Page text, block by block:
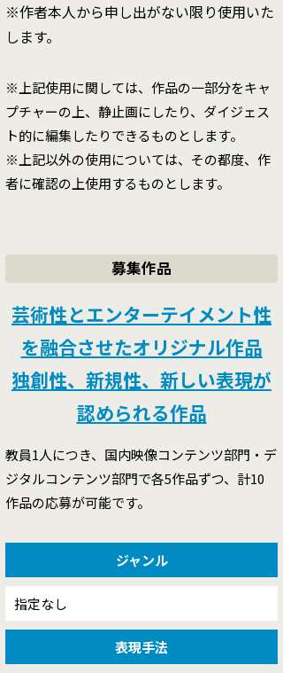
※作者本人から申し出がない限り使用いた
します。
※上記使用に関しては、作品の一部分をキャ
プチャーの上、静止画にしたり、ダイジェス
ト的に編集したりできるものとします。
※上記以外の使用については、その都度、作
者に確認の上使用するものとします。
募集作品
芸術性とエンターテイメント性
を融合させたオリジナル作品
独創性、新規性、新しい表現が
認められる作品
教員1人につき、国内映像コンテンツ部門・デ
ジタルコンテンツ部門で各5作品ずつ、計10
作品の応募が可能です。
ジャンル
指定なし
表現手法